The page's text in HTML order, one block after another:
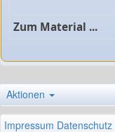
Zum Material ...
Aktionen
Impressum Datenschutz